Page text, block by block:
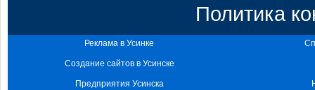
Политика
Реклама в Усинке
Создание сайтов в Усинске
Предприятия Усинска